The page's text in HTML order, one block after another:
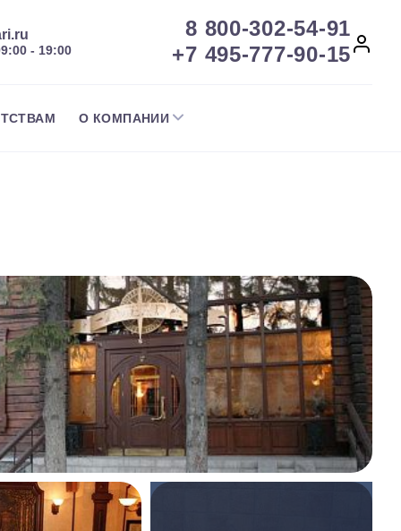
- 19:00
8 800-302-54-91
+7 495-777-90-15
О КОМПАНИИ